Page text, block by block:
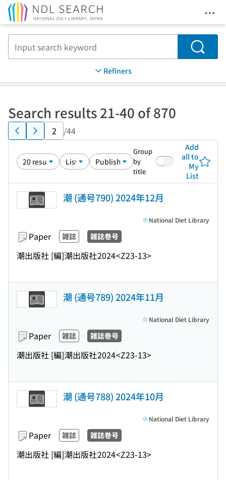
Search
Refiners
Search results 21-40 of 870
/44
Group
by
title
Add
all to
My
List
潮 (通号790) 2024年12月
Paper 雑誌 雑誌巻号
潮出版社 [編]潮出版社2024<Z23-13>
National Diet Library
潮 (通号789) 2024年11月
Paper 雑誌 雑誌巻号
潮出版社 [編]潮出版社2024<Z23-13>
National Diet Library
潮 (通号788) 2024年10月
Paper 雑誌 雑誌巻号
潮出版社 [編]潮出版社2024<Z23-13>
National Diet Library